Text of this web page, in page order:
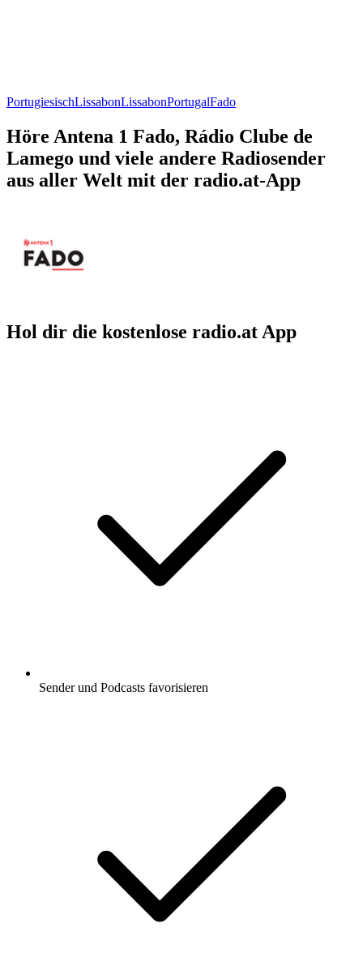
PortugiesischLissabonLissabonPortugalFado
Höre Antena 1 Fado, Rádio Clube de
Lamego und viele andere Radiosender
aus aller Welt mit der radio.at-App
Hol dir die kostenlose radio.at App
Sender und Podcasts favorisieren